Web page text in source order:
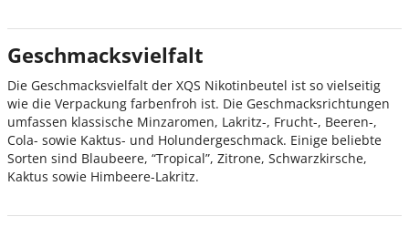
Geschmacksvielfalt
Die Geschmacksvielfalt der XQS Nikotinbeutel ist so vielseitig
wie die Verpackung farbenfroh ist. Die Geschmacksrichtungen
umfassen klassische Minzaromen, Lakritz-, Frucht-, Beeren-,
Cola- sowie Kaktus- und Holundergeschmack. Einige beliebte
Sorten sind Blaubeere, “Tropical”, Zitrone, Schwarzkirsche,
Kaktus sowie Himbeere-Lakritz.